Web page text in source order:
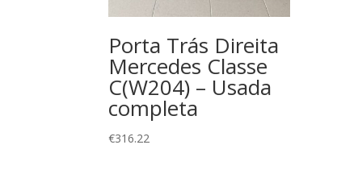
Porta Trás Direita
Mercedes Classe
C(W204) – Usada
completa
€316.22